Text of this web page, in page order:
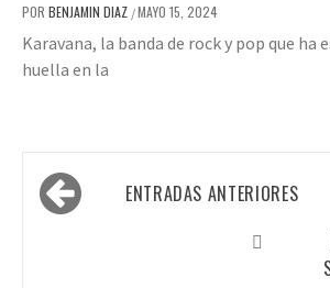
POR BENJAMIN DIAZ /MAYO 15, 2024
Karavana, la banda de rock y pop que ha
huella en la
Navegación
de
ENTRADAS ANTERIORES